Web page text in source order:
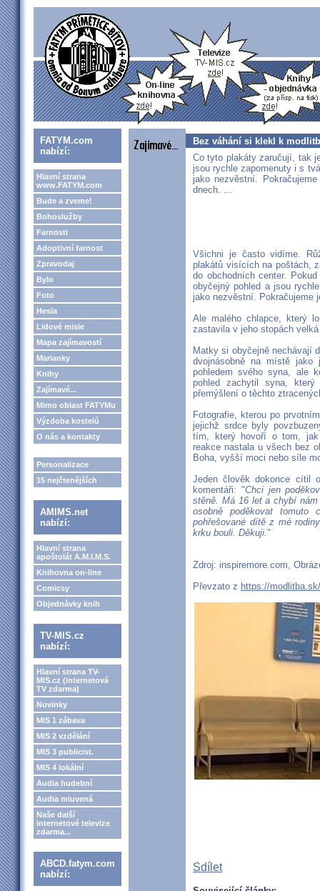
FATYM.com
nabízí:
Hlavní strana
www.FATYM.com
Bude a zveme!
Bohoslužby
Farnosti
Adoptivní farnost
Zpravodaj
Bylo
Foto
Hesla
Lidové misie
Mapa zajímavostí
Marianky
Knihy
Zajímavé...
Mimo oblast FATYMu
Výzdoba kostelů
O nás a kontakty
Personalizace
15 nejčtenějších
AMIMS.net
nabízí:
Hlavní strana
apoštolát A.M.I.M.S.
Knihovna on-line
Comicsy
Objednávky knih
TV-MIS.cz
nabízí:
Hlavní strana TV-
MIS.cz (internetová
TV zdarma)
Novinky
MIS 1 zábava
MIS 2 vzdělání
MIS 3 publicist.
MIS 4 lokální
Audia hudební
Audia mluvená
Naše další
internetové televize
zdarma...
ABCD.fatym.com
nabízí:
Bez váhání si klekl k
Co tyto plakáty zaručují, tak
jsou rychle zapomenuty i s
jako nezvěstní.
dnech. ...
Všichni je často vidíme.
plakátů visících na poštách,
do obchodních center.
obyčejný pohled a jsou
jako nezvěstní. Pokračujeme
Ale malého chlapce, který
zastavila v jeho stopách
Matky si obyčejně nechávají
dvojnásobně na místě jako
pohledem svého syna, ale
pohled zachytil syna,
přemýšlení o těchto
Fotografie, kterou po
jejichž srdce byly
tím, který hovoří o tom,
reakce nastala u všech bez
Boha, vyšší moci nebo síle
Jeden člověk dokonce cítil
komentáři: "Chci jen
stěně. Má 16 let a chybí
osobně poděkovat
pohřešované dítě z mé
krku bouli. Děkuji."
Zdroj: inspiremore.com,
Převzato z https://modlitba.sk/
Sdílet